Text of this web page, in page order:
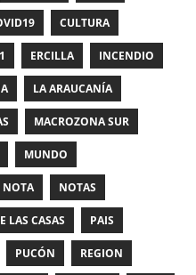
CULTURA
ERCILLA INCENDIO
LA ARAUCANÍA
MACROZONA SUR
MUNDO
NOTA NOTAS
LAS CASAS PAIS
PUCÓN REGION